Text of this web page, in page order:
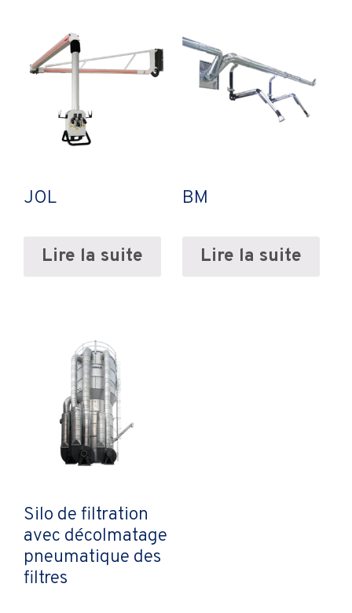
JOL
Lire la suite
BM
Lire la suite
Silo de filtration
avec décolmatage
pneumatique des
filtres